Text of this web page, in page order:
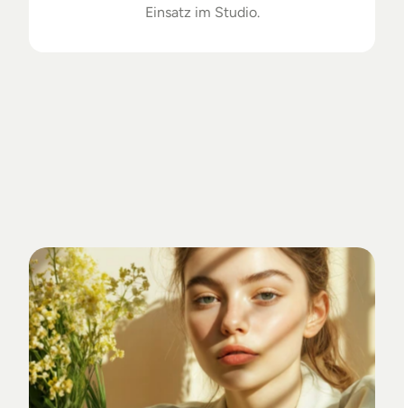
Einsatz im Studio.
Studio-Alltag.